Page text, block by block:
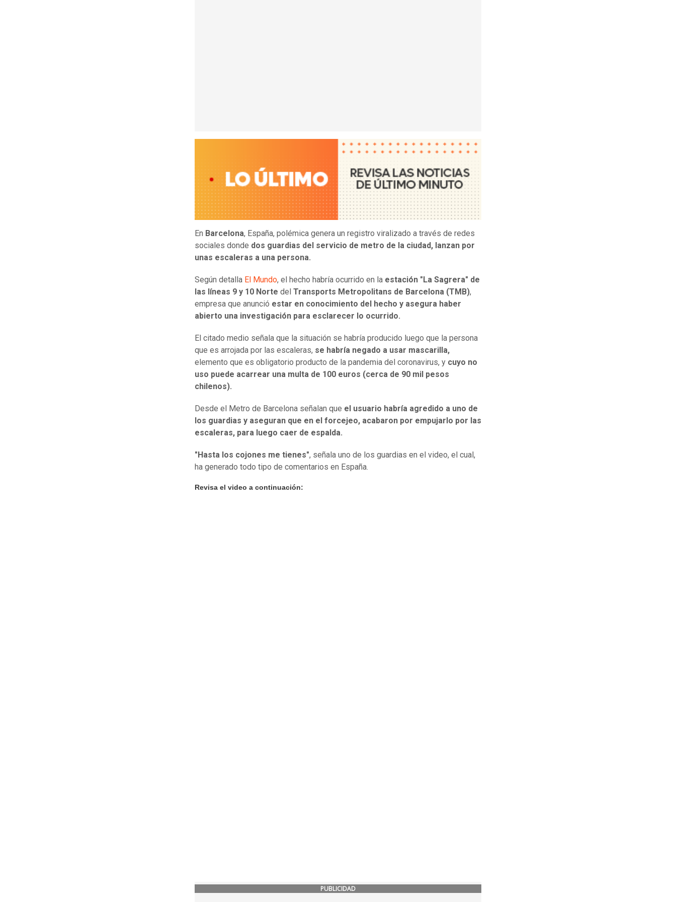
En Barcelona, España, polémica genera un registro viralizado a través de redes
sociales donde dos guardias del servicio de metro de la ciudad, lanzan por
unas escaleras a una persona.
Según detalla El Mundo, el hecho habría ocurrido en la estación "La Sagrera" de
las líneas 9 y 10 Norte del Transports Metropolitans de Barcelona (TMB),
empresa que anunció estar en conocimiento del hecho y asegura haber
abierto una investigación para esclarecer lo ocurrido.
El citado medio señala que la situación se habría producido luego que la persona
que es arrojada por las escaleras, se habría negado a usar mascarilla,
elemento que es obligatorio producto de la pandemia del coronavirus, y cuyo no
uso puede acarrear una multa de 100 euros (cerca de 90 mil pesos
chilenos).
Desde el Metro de Barcelona señalan que el usuario habría agredido a uno de
los guardias y aseguran que en el forcejeo, acabaron por empujarlo por las
escaleras, para luego caer de espalda.
"Hasta los cojones me tienes", señala uno de los guardias en el video, el cual,
ha generado todo tipo de comentarios en España.
Revisa el video a continuación:
PUBLICIDAD